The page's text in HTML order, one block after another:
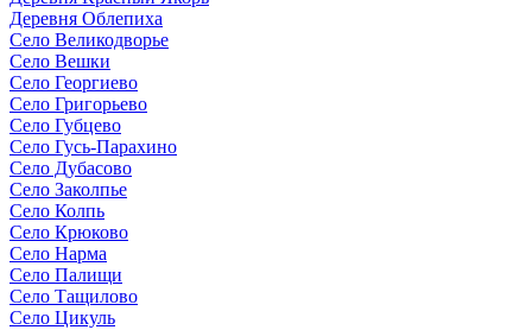
Деревня Облепиха
Село Великодворье
Село Вешки
Село Георгиево
Село Григорьево
Село Губцево
Село Гусь-Парахино
Село Дубасово
Село Заколпье
Село Колпь
Село Крюково
Село Нарма
Село Палищи
Село Тащилово
Село Цикуль